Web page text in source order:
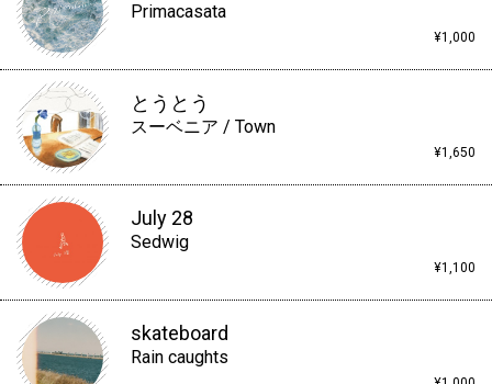
Primacasata
¥1,000
とうとう
スーベニア / Town
¥1,650
July 28
Sedwig
¥1,100
skateboard
Rain caughts